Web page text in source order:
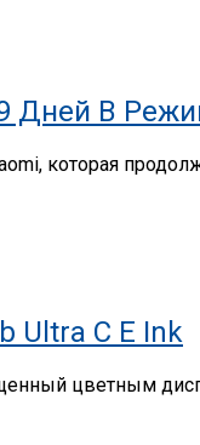
Дней В
которая
Ultra C E Ink
цветным